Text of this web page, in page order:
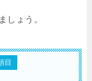
しょう。
目